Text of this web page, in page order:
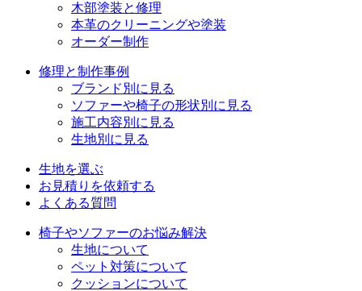
木部塗装と修理
本革のクリーニングや塗装
オーダー制作
修理と制作事例
ブランド別に見る
ソファーや椅子の形状別に見る
施工内容別に見る
生地別に見る
生地を選ぶ
お見積りを依頼する
よくある質問
椅子やソファーのお悩み解決
生地について
ペット対策について
クッションについて